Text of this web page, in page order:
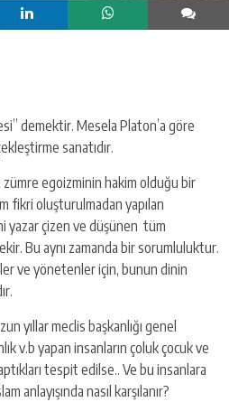
demektir. Mesela Platon’a göre
sanatıdır.
egoizminin hakim olduğu bir
fikri oluşturulmadan yapılan
yazar çizen ve düşünen tüm
Bu aynı zamanda bir sorumluluktur.
ve yönetenler için, bunun dinin
yıllar meclis başkanlığı genel
v.b yapan insanların çoluk çocuk ve
tespit edilse.. Ve bu insanlara
anlayışında nasıl karşılanır?